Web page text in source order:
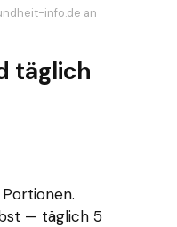
info.de an
täglich
— täglich 5